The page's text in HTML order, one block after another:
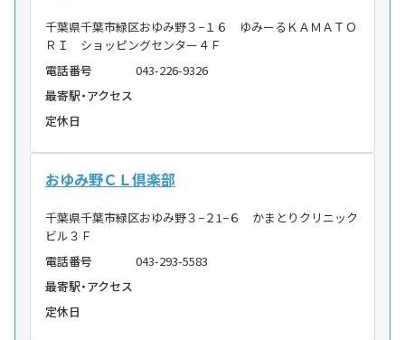
千葉県千葉市緑区おゆみ野３−１６ ゆみーるＫＡＭＡＴＯ
ＲＩ ショッピングセンター４Ｆ
電話番号
043-226-9326
最寄駅・アクセス
定休日
おゆみ野ＣＬ倶楽部
千葉県千葉市緑区おゆみ野３−２1−６ かまとりクリニック
ビル３Ｆ
電話番号
043-293-5583
最寄駅・アクセス
定休日